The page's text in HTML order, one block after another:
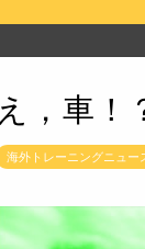
え，車！
海外トレーニングニュー